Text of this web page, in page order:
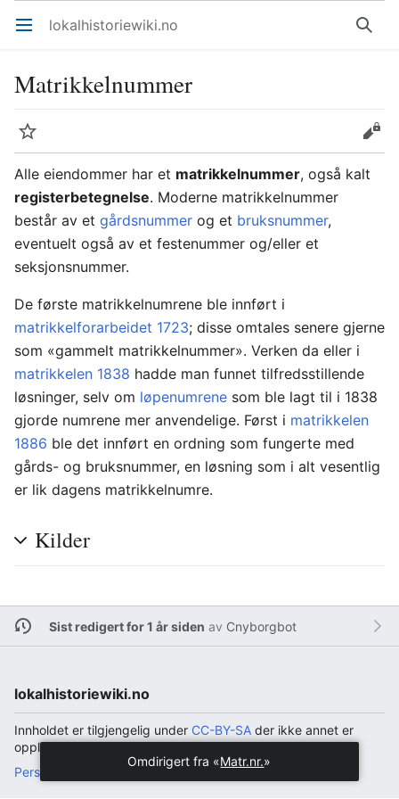
Åpne hovedmenyen lokalhistoriewiki.no Søk
Matrikkelnummer
Overvåk
Rediger
Alle eiendommer har et matrikkelnummer, også kalt
registerbetegnelse. Moderne matrikkelnummer
består av et gårdsnummer og et bruksnummer,
eventuelt også av et festenummer og/eller et
seksjonsnummer.
De første matrikkelnumrene ble innført i
matrikkelforarbeidet 1723; disse omtales senere gjerne
som «gammelt matrikkelnummer». Verken da eller i
matrikkelen 1838 hadde man funnet tilfredsstillende
løsninger, selv om løpenumrene som ble lagt til i 1838
gjorde numrene mer anvendelige. Først i matrikkelen
1886 ble det innført en ordning som fungerte med
gårds- og bruksnummer, en løsning som i alt vesentlig
er lik dagens matrikkelnumre.
Kilder
Sist redigert for 1 år siden av Cnyborgbot
lokalhistoriewiki.no
Innholdet er tilgjengelig under CC-BY-SA der ikke annet er
opplyst.
Personvern
Bordmaskin
Omdirigert fra «Matr.nr.»